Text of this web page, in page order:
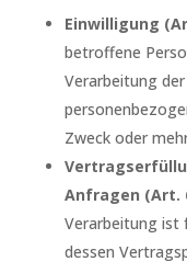
Einwilligung
betroffene
Verarbeitung
Zweck oder
Anfragen (Art.
Verarbeitung ist
dessen